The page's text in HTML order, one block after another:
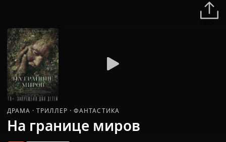
ДРАМА · ТРИЛЛЕР · ФАНТАСТИКА
На границе миров